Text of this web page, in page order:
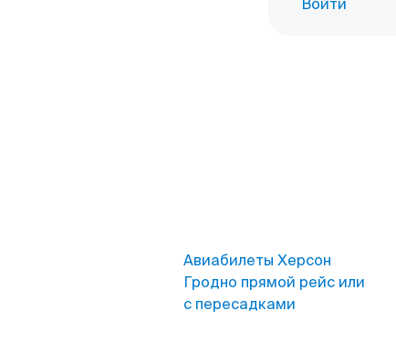
Войти
Авиабилеты Херсон
Гродно прямой рейс или
с пересадками